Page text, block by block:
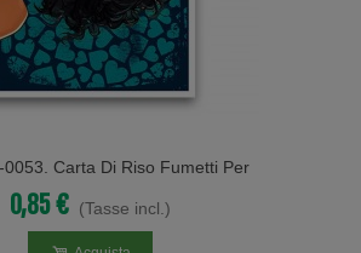
0053. Carta Di Riso Fumetti Per
Decoupage.
0,85 € (Tasse incl.)